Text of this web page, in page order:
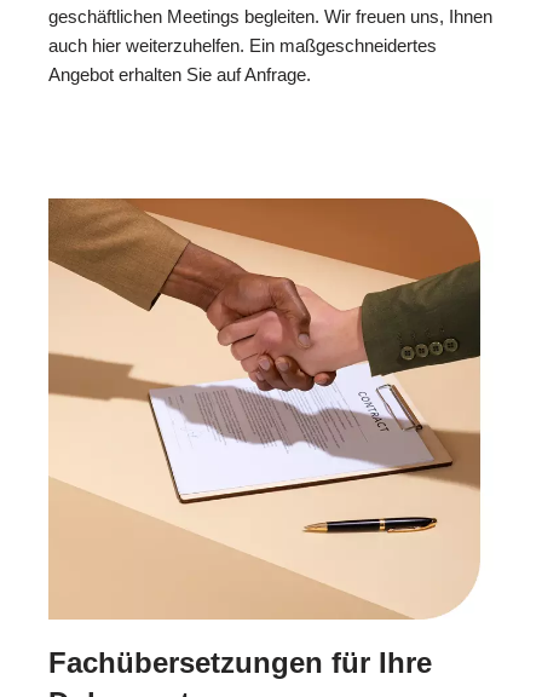
geschäftlichen Meetings begleiten. Wir freuen uns, Ihnen
auch hier weiterzuhelfen. Ein maßgeschneidertes
Angebot erhalten Sie auf Anfrage.
Fachübersetzungen für Ihre